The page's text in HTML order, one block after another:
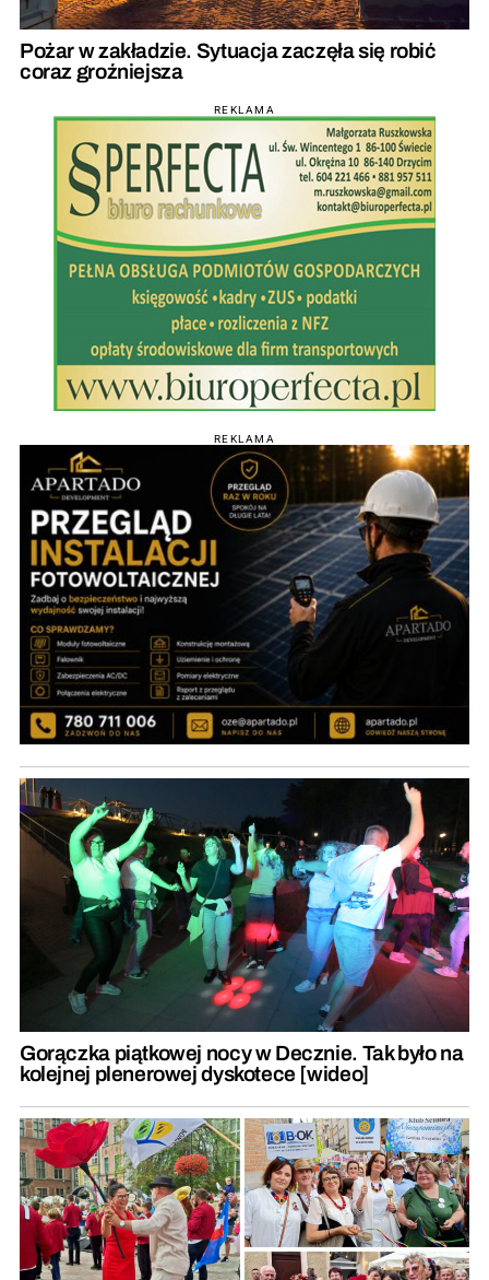
Pożar w zakładzie. Sytuacja zaczęła się robić
coraz groźniejsza
REKLAMA
REKLAMA
Gorączka piątkowej nocy w Decznie. Tak było na
kolejnej plenerowej dyskotece [wideo]